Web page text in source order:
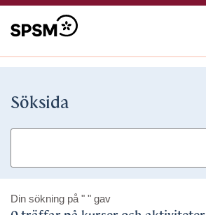
Söksida
Din sökning på " " gav